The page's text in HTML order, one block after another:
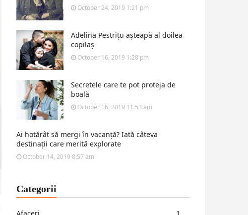
October 24, 2019 1:21 pm
Adelina Pestrițu așteapă al doilea
copilaș
October 16, 2019 1:28 pm
Secretele care te pot proteja de
boală
October 16, 2019 11:53 am
Ai hotărât să mergi în vacanță? Iată câteva
destinații care merită explorate
October 14, 2019 8:57 am
Categorii